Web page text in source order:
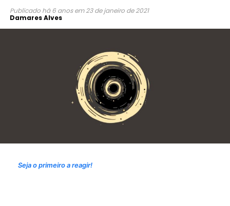
Publicado há 6 anos em 23 de janeiro de 2021
Damares Alves
Seja o primeiro a reagir!